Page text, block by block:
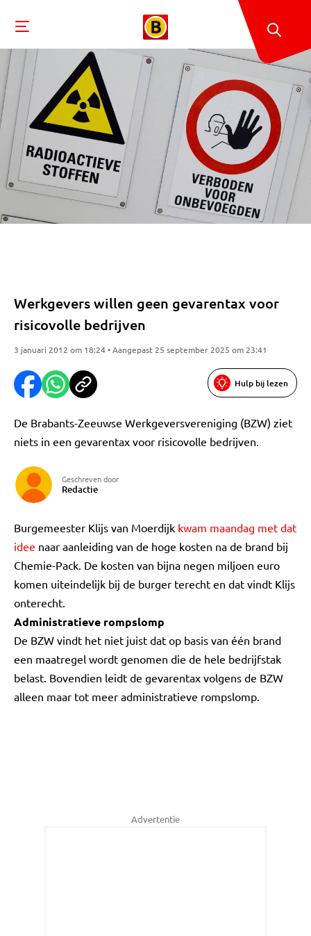
Werkgevers willen geen gevarentax voor
risicovolle bedrijven
3 januari 2012 om 18:24 • Aangepast 25 september 2025 om 23:41
Hulp bij lezen
De Brabants-Zeeuwse Werkgeversvereniging (BZW) ziet
niets in een gevarentax voor risicovolle bedrijven.
Geschreven door
Redactie
Burgemeester Klijs van Moerdijk kwam maandag met dat
idee naar aanleiding van de hoge kosten na de brand bij
Chemie-Pack. De kosten van bijna negen miljoen euro
komen uiteindelijk bij de burger terecht en dat vindt Klijs
onterecht.
Administratieve rompslomp
De BZW vindt het niet juist dat op basis van één brand
een maatregel wordt genomen die de hele bedrijfstak
belast. Bovendien leidt de gevarentax volgens de BZW
alleen maar tot meer administratieve rompslomp.
Advertentie